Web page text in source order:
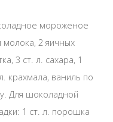
мороженое
молока, 2 яичных
3 ст. л. сахара, 1
крахмала, ваниль по
Для шоколадной
1 ст. л. порошка